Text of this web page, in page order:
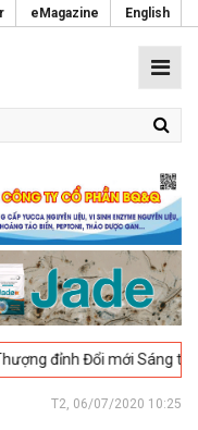
eMagazine English
Đổi mới Sáng tạo trong
T2, 06/07/2020 10:25